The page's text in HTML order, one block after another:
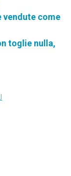
vendute come
toglie nulla,